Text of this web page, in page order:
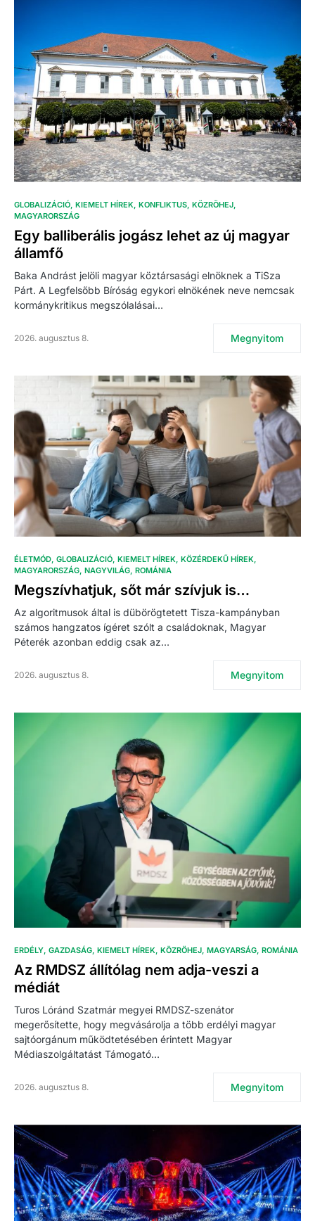
GLOBALIZÁCIÓ KIEMELT HÍREK KONFLIKTUS KÖZRÖHEJ
MAGYARORSZÁG
Egy balliberális jogász lehet az új magyar
államfő
Baka Andrást jelöli magyar köztársasági elnöknek a TiSza
Párt. A Legfelsőbb Bíróság egykori elnökének neve nemcsak
kormánykritikus megszólalásai…
2026. augusztus 8. Megnyitom
ÉLETMÓD GLOBALIZÁCIÓ KIEMELT HÍREK KÖZÉRDEKŰ HÍREK
MAGYARORSZÁG NAGYVILÁG ROMÁNIA
Megszívhatjuk, sőt már szívjuk is…
Az algoritmusok által is dübörögtetett Tisza-kampányban
számos hangzatos ígéret szólt a családoknak, Magyar
Péterék azonban eddig csak az…
2026. augusztus 8. Megnyitom
ERDÉLY GAZDASÁG KIEMELT HÍREK KÖZRÖHEJ MAGYARSÁG ROMÁNIA
Az RMDSZ állítólag nem adja-veszi a
médiát
Turos Lóránd Szatmár megyei RMDSZ-szenátor
megerősítette, hogy megvásárolja a több erdélyi magyar
sajtóorgánum működtetésében érintett Magyar
Médiaszolgáltatást Támogató…
2026. augusztus 8. Megnyitom